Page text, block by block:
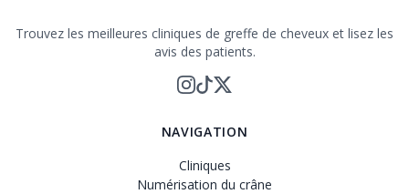
Trouvez les meilleures cliniques de greffe de cheveux et lisez les
avis des patients.
NAVIGATION
Cliniques
Numérisation du crâne